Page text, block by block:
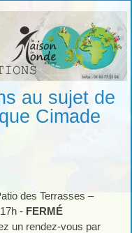
au sujet de
Cimade
des Terrasses –
- FERMÉ
un rendez-vous par